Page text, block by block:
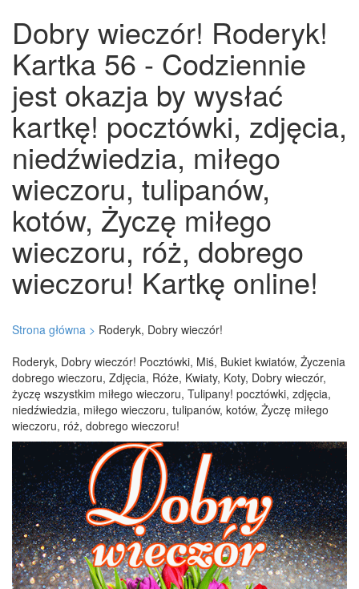
Dobry wieczór! Roderyk!
Kartka 56 - Codziennie
jest okazja by wysłać
kartkę! pocztówki, zdjęcia,
niedźwiedzia, miłego
wieczoru, tulipanów,
kotów, Życzę miłego
wieczoru, róż, dobrego
wieczoru! Kartkę online!
Strona główna > Roderyk, Dobry wieczór!
Roderyk, Dobry wieczór! Pocztówki, Miś, Bukiet kwiatów, Życzenia
dobrego wieczoru, Zdjęcia, Róże, Kwiaty, Koty, Dobry wieczór,
życzę wszystkim miłego wieczoru, Tulipany! pocztówki, zdjęcia,
niedźwiedzia, miłego wieczoru, tulipanów, kotów, Życzę miłego
wieczoru, róż, dobrego wieczoru!